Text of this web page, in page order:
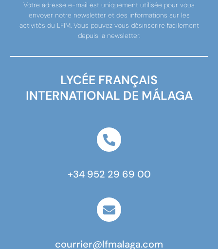
LYCÉE FRANÇAIS
INTERNATIONAL DE MÁLAGA
+34 952 29 69 00
courrier@lfmalaga.com
Votre adresse e-mail est uniquement utilisée pour vous
envoyer notre newsletter et des informations sur les
activités du LFIM. Vous pouvez vous désinscrire facilement
depuis la newsletter.